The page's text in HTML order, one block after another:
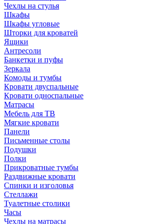
Чехлы на стулья
Шкафы
Шкафы угловые
Шторки для кроватей
Ящики
Антресоли
Банкетки и пуфы
Зеркала
Комоды и тумбы
Кровати двуспальные
Кровати односпальные
Матрасы
Мебель для ТВ
Мягкие кровати
Панели
Письменные столы
Подушки
Полки
Прикроватные тумбы
Раздвижные кровати
Спинки и изголовья
Стеллажи
Туалетные столики
Часы
Чехлы на матрасы